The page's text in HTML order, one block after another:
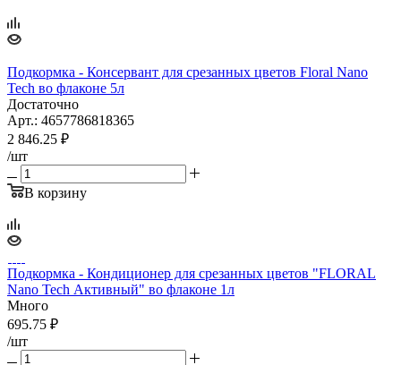
Подкормка - Консервант для срезанных цветов Floral Nano
Tech во флаконе 5л
Достаточно
Арт.: 4657786818365
2 846.25 ₽
/шт
В корзину
Подкормка - Кондиционер для срезанных цветов "FLORAL
Nano Tech Активный" во флаконе 1л
Много
695.75 ₽
/шт